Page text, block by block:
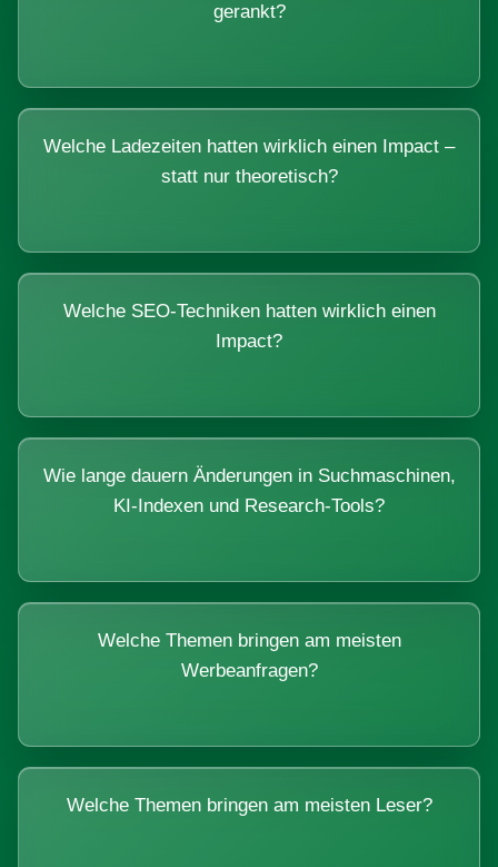
gerankt?
Welche Ladezeiten hatten wirklich einen Impact –
statt nur theoretisch?
Welche SEO-Techniken hatten wirklich einen
Impact?
Wie lange dauern Änderungen in Suchmaschinen,
KI-Indexen und Research-Tools?
Welche Themen bringen am meisten
Werbeanfragen?
Welche Themen bringen am meisten Leser?